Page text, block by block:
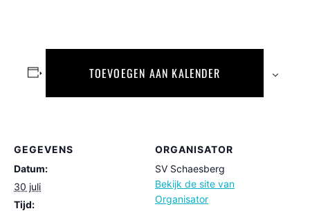
TOEVOEGEN AAN KALENDER
GEGEVENS
Datum:
30 juli
Tijd:
ORGANISATOR
SV Schaesberg
Bekijk de site van
Organisator